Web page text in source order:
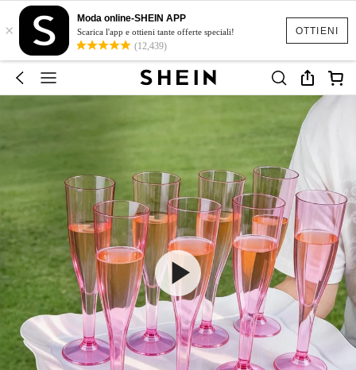
OTTIENI
×
Moda online-SHEIN APP
Scarica l'app e ottieni tante offerte speciali!
(12,439)